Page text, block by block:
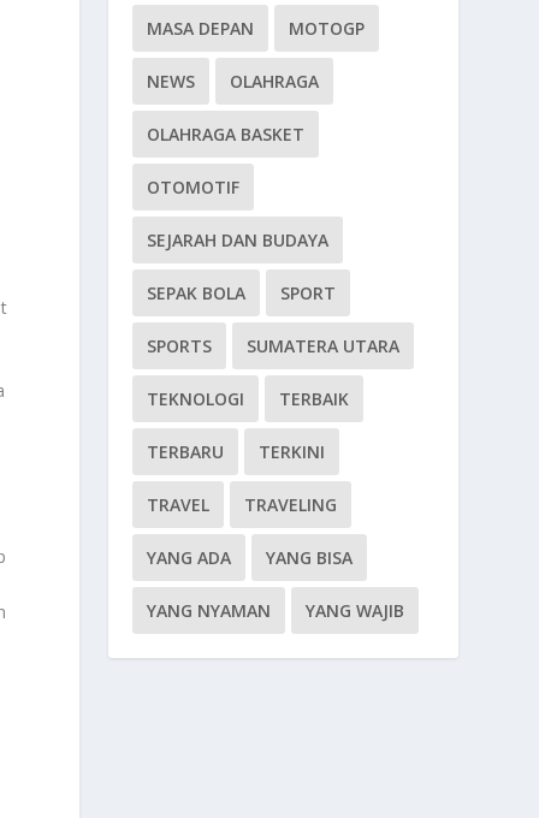
MASA DEPAN MOTOGP
NEWS OLAHRAGA
OLAHRAGA BASKET
OTOMOTIF
SEJARAH DAN BUDAYA
SEPAK BOLA SPORT
SPORTS SUMATERA UTARA
TEKNOLOGI TERBAIK
TERBARU TERKINI
TRAVEL TRAVELING
YANG ADA YANG BISA
YANG NYAMAN YANG WAJIB